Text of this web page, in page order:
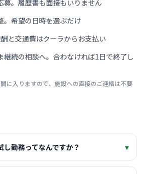
募。履歴書も面接もいりません
。希望の日時を選ぶだけ
と交通費はクーラからお支払い
継続の相談へ。合わなければ1日で終了し
に入りますので、施設への直接のご連絡は不要
し勤務ってなんですか？ ▾